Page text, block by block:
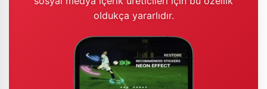
oldukça yararlıdır.